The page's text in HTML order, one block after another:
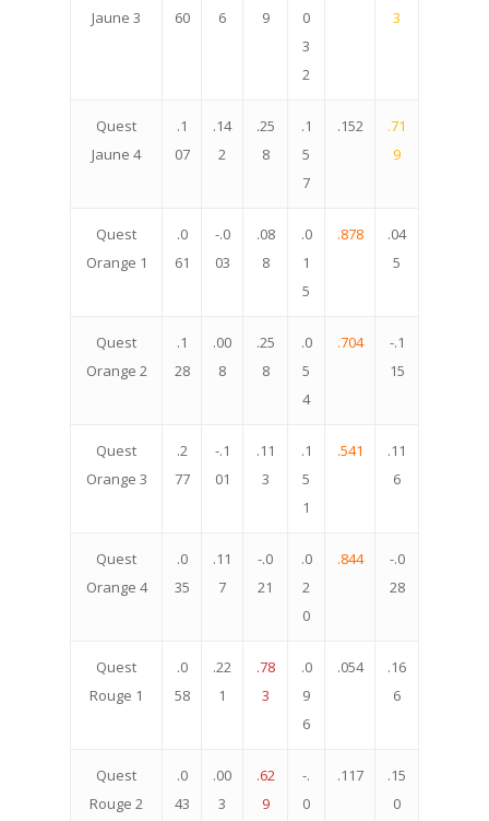
Jaune 3
60
6
9
0
3
2
3
Quest
Jaune 4
.1
07
.14
2
.25
8
.1
5
7
.152
.71
9
Quest
Orange 1
.0
61
-.0
03
.08
8
.0
1
5
.878
.04
5
Quest
Orange 2
.1
28
.00
8
.25
8
.0
5
4
.704
-.1
15
Quest
Orange 3
.2
77
-.1
01
.11
3
.1
5
1
.541
.11
6
Quest
Orange 4
.0
35
.11
7
-.0
21
.0
2
0
.844
-.0
28
Quest
Rouge 1
.0
58
.22
1
.78
3
.0
9
6
.054
.16
6
Quest
Rouge 2
.0
43
.00
3
.62
9
-.
0
.117
.15
0